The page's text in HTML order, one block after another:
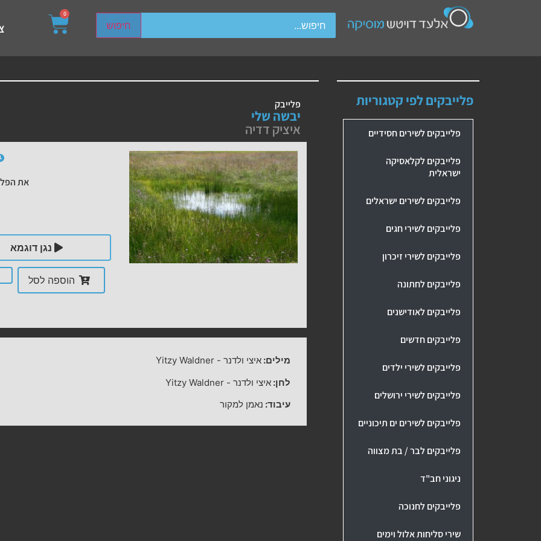
חיפוש
page. Touch device users, explore by touch or with swipe gestures.
0
פלייבקים לפי קטגוריות
פלייבקים לשירים חסידיים
פלייבקים לקלאסיקה
ישראלית
פלייבקים לשירים ישראלים
פלייבקים לשירי חגים
פלייבקים לשירי זיכרון
פלייבקים לחתונה
פלייבקים לאודישנים
פלייבקים חדשים
פלייבקים לשירי ילדים
פלייבקים לשירי ירושלים
פלייבקים לשירים ים תיכוניים
פלייבקים לבר / בת מצווה
ניגוני חב"ד
פלייבקים לחנוכה
שירי סליחות אלול וימים
פלייבק
יבשה שלי
איציק דדיה
את
נגן דוגמא
הוספה לסל
מילים: איצי ולדנר-
Yitzy Waldner
לחן: איצי ולדנר-
Yitzy Waldner
עיבוד: נאמן למקור